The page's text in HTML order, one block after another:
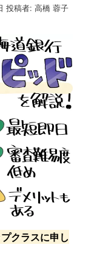
投稿者:高橋 蓉子
プクラスに申し